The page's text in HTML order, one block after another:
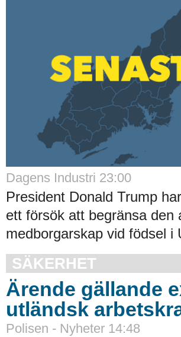
Dagens Industri 23:00
President Donald Trump
ett försök att begränsa den
medborgarskap vid födsel i
SÄKERHET
Ärende gällande
utländsk
Polisen - Nyheter 14:48